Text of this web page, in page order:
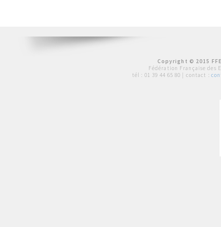
Copyright © 2015
Fédération Française des
tél : 01 39 44 65 80 | contact :